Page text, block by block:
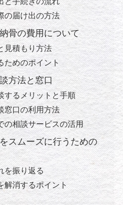
の届け出の方法
骨の費用について
見積もり方法
ためのポイント
方法と窓口
するメリットと手順
窓口の利用方法
の相談サービスの活用
スムーズに行うための
を振り返る
解消するポイント